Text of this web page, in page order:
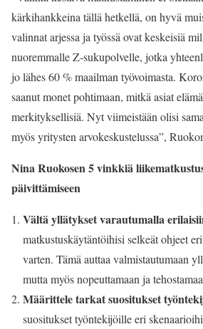
kärkihankkeina tällä hetkellä, on hyvä
valinnat arjessa ja työssä ovat keskeisiä
nuoremmalle Z-sukupolvelle, jotka
jo lähes 60 % maailman työvoimasta.
saanut monet pohtimaan, mitkä asiat
merkityksellisiä. Nyt viimeistään olisi
myös yritysten arvokeskustelussa”,
Nina Ruokosen 5vinkkiä
päivittämiseen
Vältä yllätykset varautumalla
matkustuskäytäntöihisi selkeät ohjeet
varten. Tämä auttaa valmistautumaan
mutta myös nopeuttamaan ja
Määrittele tarkat suositukset
suositukset työntekijöille eri